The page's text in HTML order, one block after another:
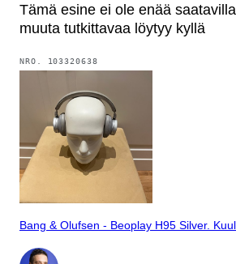
Tämä esine ei ole enää
muuta tutkittavaa löytyy kyllä
NRO. 103320638
Bang & Olufsen - Beoplay H95 Silver.